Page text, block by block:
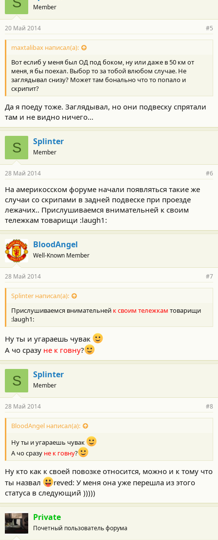
Member
20 Май 2014 #5
maxtalibax написал(а):
Вот еслиб у меня был ОД под боком, ну или даже в 50 км от
меня, я бы поехал. Выбор то за тобой влюбом случае. Не
заглядывал снизу? Может там бонально что то попало и
скрипит?
Да я поеду тоже. Заглядывал, но они подвеску спрятали
там и не видно ничего...
S Splinter
Member
28 Май 2014 #6
На америкосском форуме начали появляться такие же
случаи со скрипами в задней подвеске при проезде
лежачих.. Прислушиваемся внимательней к своим
тележкам товарищи :laugh1:
BloodAngel
Well-Known Member
28 Май 2014 #7
Splinter написал(а):
Прислушиваемся внимательней к своим тележкам товарищи
:laugh1:
Ну ты и угараешь чувак
А чо сразу не к говну?
S Splinter
Member
28 Май 2014 #8
BloodAngel написал(а):
Ну ты и угараешь чувак
А чо сразу не к говну?
Ну кто как к своей повозке относится, можно и к тому что
ты назвал
reved: У меня она уже перешла из этого
статуса в следующий )))))
Private
Почетный пользователь форума